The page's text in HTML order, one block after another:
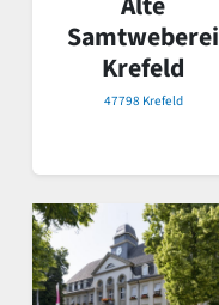
Samtweberei
Krefeld
47798 Krefeld